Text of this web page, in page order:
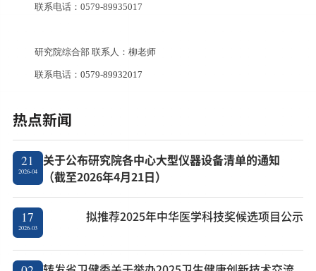
联系电话：0579-89935017
研究院综合部联系人： 柳老师
联系电话： 0579-89932017
热点新闻
21
2026-04
关于公布研究院各中心大型仪器设备清单的通知
（截至2026年4月21日）
17
2026-03
拟推荐2025年中华医学科技奖候选项目公示